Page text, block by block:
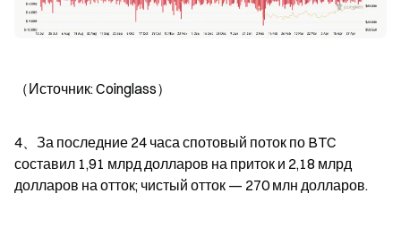
（Источник: Coinglass）
4、За последние 24 часа спотовый поток по BTC
составил 1,91 млрд долларов на приток и 2,18 млрд
долларов на отток; чистый отток — 270 млн долларов.